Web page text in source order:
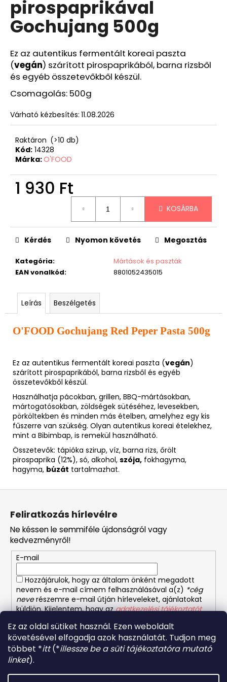
Ez az oldal sütiket használ. Ezen weboldalt
követésével elfogadja azok használatát. Tudjon meg
többet *itt(*illessze be a süti tájékoztatóra mutató
linket).
pirospaprikával
Gochujang 500g
Ez az autentikus fermentált koreai paszta
(vegán) szárított pirospaprikából, barna rizsből
és egyéb összetevőkből készül.
Csomagolás: 500g
Várható kézbesítés: 11.08.2026
Raktáron (>10 db)
Kód: 14328
Márka:O'FOOD
1 930 Ft
KOSÁRBA
Kategória:
Mártások és paszták
EAN vonalkód: 8801052435015
Kérdés Nyomon követés Megosztás
Leírás Beszélgetés
O'FOOD Gochujang Red Peper Pasta 500g
Ez az autentikus fermentált koreai paszta (vegán)
szárított pirospaprikából, barna rizsből és egyéb
összetevőkből készül.
Használhatja pácokban, grillen, BBQ-mártásokban,
mártogatósokban, zöldségek sütéséhez, levesekben,
pörköltekben és minden más ételben, amelyhez egy kis
fűszerre van szükség. Olyan autentikus koreai ételekhez,
mint a Bibimbap, is remekül használható.
Összetevők: tápióka szirup, víz, barna rizs, őrölt
pirospaprika (12%), só, alkohol, szója, fokhagyma,
hagyma, búzát tartalmazhat.
L
Feliratkozás hírlevélre
Ne késsen le semmiféle újdonságról vagy
kedvezményről!
E-mail
Hozzájárulok, hogy az általam önként megadott
nevem és e-mail címem felhasználásával a(z) *cég
neverészemre e-mail útján hírleveleket, ajánlatokat
küldjön. Kijelentem, hogy azadatkezelési tájékoztatót
bármikor visszavonhatom.
FELIRATKOZÁS